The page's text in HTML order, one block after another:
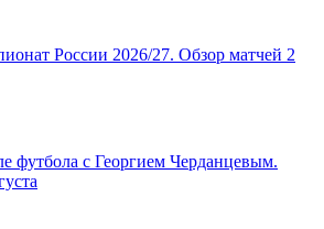
России 2026/27. Обзор матчей 2
футбола с Георгием Черданцевым.